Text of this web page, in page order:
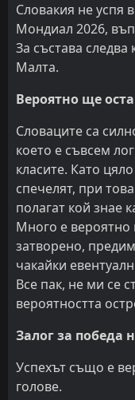
Словакия не успя
Мондиал 2026,
За състава
Малта.
Вероятно ще
Словаците са
което е съвсем
класите. Като
спечелят, при
полагат кой знае
Много е вероятно
затворено,
чакайки
Все пак, не ми се
вероятността
Залог за победа
Успехът също е
голове.